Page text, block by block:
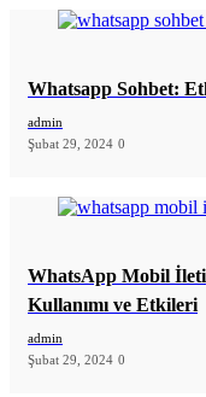
Whatsapp Sohbet:
admin
Şubat 29, 2024 0
WhatsApp Mobil
Kullanımı ve Etkileri
admin
Şubat 29, 2024 0